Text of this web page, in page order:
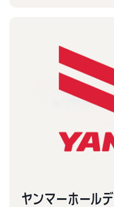
ヤンマーホール